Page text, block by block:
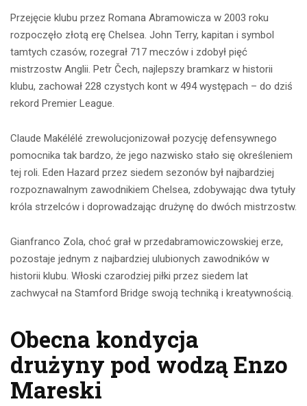
Przejęcie klubu przez Romana Abramowicza w 2003 roku
rozpoczęło złotą erę Chelsea. John Terry, kapitan i symbol
tamtych czasów, rozegrał 717 meczów i zdobył pięć
mistrzostw Anglii. Petr Čech, najlepszy bramkarz w historii
klubu, zachował 228 czystych kont w 494 występach – do dziś
rekord Premier League.
Claude Makélélé zrewolucjonizował pozycję defensywnego
pomocnika tak bardzo, że jego nazwisko stało się określeniem
tej roli. Eden Hazard przez siedem sezonów był najbardziej
rozpoznawalnym zawodnikiem Chelsea, zdobywając dwa tytuły
króla strzelców i doprowadzając drużynę do dwóch mistrzostw.
Gianfranco Zola, choć grał w przedabramowiczowskiej erze,
pozostaje jednym z najbardziej ulubionych zawodników w
historii klubu. Włoski czarodziej piłki przez siedem lat
zachwycał na Stamford Bridge swoją techniką i kreatywnością.
Obecna kondycja
drużyny pod wodzą Enzo
Mareski